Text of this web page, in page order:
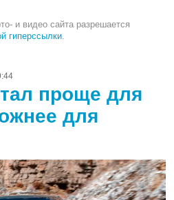
и видео сайта разрешается
гиперссылки
проще для
для